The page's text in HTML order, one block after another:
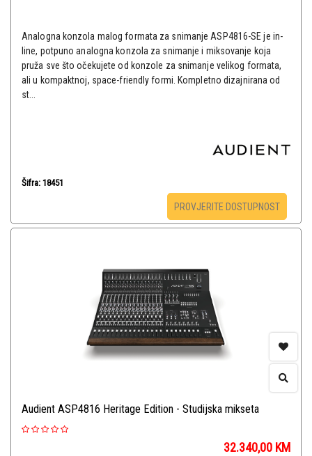
Analogna konzola malog formata za snimanje ASP4816-SE je in-
line, potpuno analogna konzola za snimanje i miksovanje koja
pruža sve što očekujete od konzole za snimanje velikog formata,
ali u kompaktnoj, space-friendly formi. Kompletno dizajnirana od
st...
Šifra: 18451
PROVJERITE DOSTUPNOST
Audient ASP4816 Heritage Edition - Studijska mikseta
32.340,00 KM